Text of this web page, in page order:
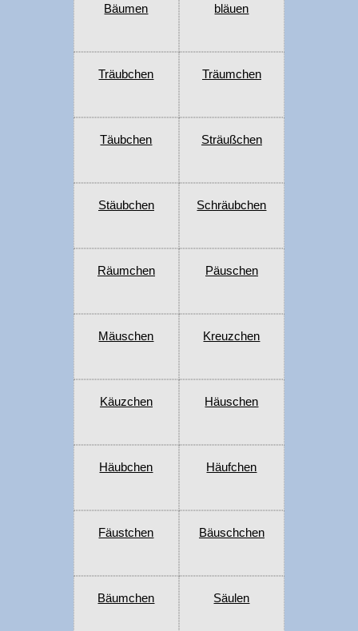
Bäumen bläuen
Träubchen Träumchen
Täubchen Sträußchen
Stäubchen Schräubchen
Räumchen Päuschen
Mäuschen Kreuzchen
Käuzchen Häuschen
Häubchen Häufchen
Fäustchen Bäuschchen
Bäumchen Säulen